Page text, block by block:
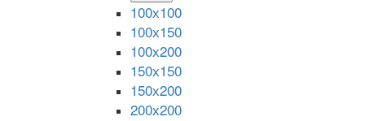
100х100
100х150
100х200
150х150
150х200
200х200